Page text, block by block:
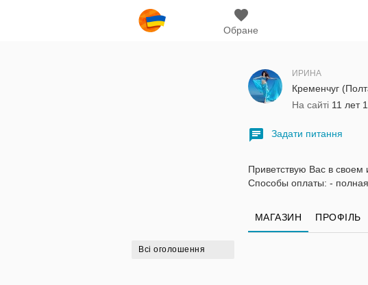
Обране
ИРИНА
Кременчуг
На сайті 11 лет
Задати питання
Приветствую Вас в своем
Способы оплаты: - полная
МАГАЗИН ПРОФІЛЬ
Всі оголошення